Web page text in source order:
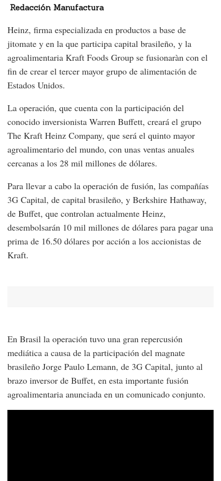
Redacción Manufactura
Heinz, firma especializada en productos a base de
jitomate y en la que participa capital brasileño, y la
agroalimentaria Kraft Foods Group se fusionaràn con el
fin de crear el tercer mayor grupo de alimentación de
Estados Unidos.
La operación, que cuenta con la participación del
conocido inversionista Warren Buffett, creará el grupo
The Kraft Heinz Company, que será el quinto mayor
agroalimentario del mundo, con unas ventas anuales
cercanas a los 28 mil millones de dólares.
Para llevar a cabo la operación de fusión, las compañías
3G Capital, de capital brasileño, y Berkshire Hathaway,
de Buffet, que controlan actualmente Heinz,
desembolsarán 10 mil millones de dólares para pagar una
prima de 16.50 dólares por acción a los accionistas de
Kraft.
En Brasil la operación tuvo una gran repercusión
mediática a causa de la participación del magnate
brasileño Jorge Paulo Lemann, de 3G Capital, junto al
brazo inversor de Buffet, en esta importante fusión
agroalimentaria anunciada en un comunicado conjunto.